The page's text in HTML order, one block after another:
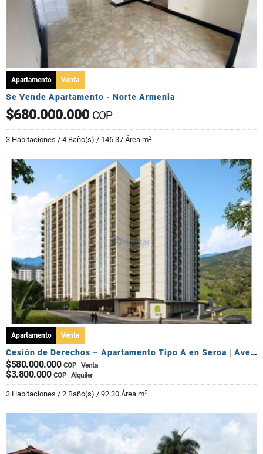
Apartamento Venta
Se Vende Apartamento - Norte Armenia
$680.000.000 COP
3 Habitaciones / 4 Baño(s) / 146.37 Área m2
Apartamento Venta
Cesión de Derechos – Apartamento Tipo A en Seroa | Avenida Centenario
$580.000.000 COP | Venta
$3.800.000 COP | Alquiler
3 Habitaciones / 2 Baño(s) / 92.30 Área m2